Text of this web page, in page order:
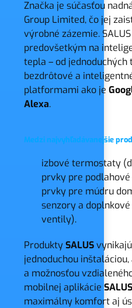
Značka je súčasťou
Group Limited, čo jej
výrobné zázemie.
predovšetkým na
tepla – od
bezdrôtové a
platformami ako je
Alexa.
Medzi najvyhľadávanejšie
izbové termostaty
prvky pre
prvky pre múdru
senzory a
ventily).
ProduktySALUS
jednoduchou inštaláciou,
a možnosťou
mobilnej aplikácie
maximálny komfort aj